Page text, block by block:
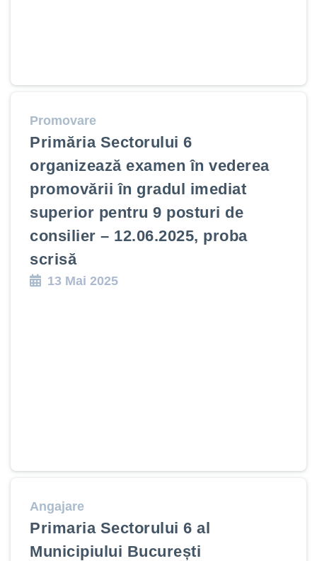
Promovare
Primăria Sectorului 6
organizează examen în vederea
promovării în gradul imediat
superior pentru 9 posturi de
consilier – 12.06.2025, proba
scrisă
13 Mai 2025
Angajare
Primaria Sectorului 6 al
Municipiului București